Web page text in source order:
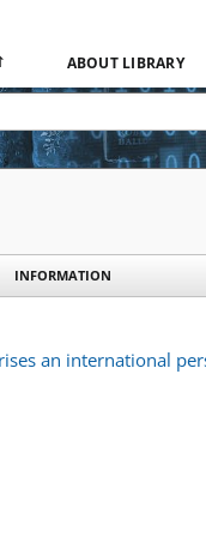
ABOUT LIBRARY
INFORMATION
an international